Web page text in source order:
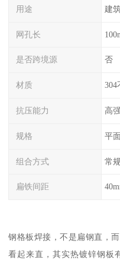
用途 建
网孔长
是否跨境源 否
材质 304
抗压能力 高
规格 平
组合方式 常
扁铁间距
钢格板焊接，不是扁钢直，
看起来直，其实热镀锌钢板